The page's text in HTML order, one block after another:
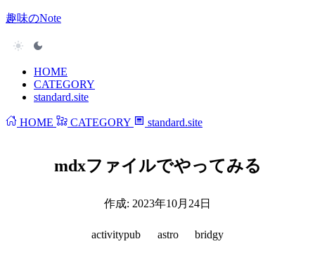
趣味のNote
HOME
CATEGORY
standard.site
HOME CATEGORY standard.site
mdxファイルでやってみる
作成: 2023年10月24日
activitypub astro bridgy